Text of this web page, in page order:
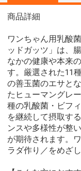
商品詳細
ワンちゃん用乳酸
ッドガッツ」は、
なかの健康や本来
す。厳選された11
の善玉菌のエサと
たヒューマングレ
種の乳酸菌・ビフ
を継続して摂取す
ンスや多様性が整
が期待されます。
ラダ作り／をめざ